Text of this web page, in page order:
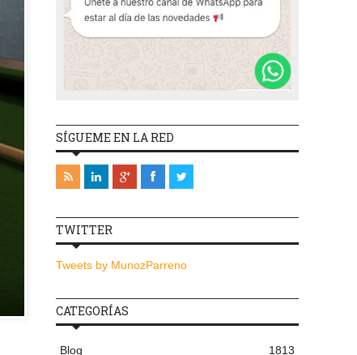
SÍGUEME EN LA RED
TWITTER
Tweets by MunozParreno
CATEGORÍAS
Blog
1813